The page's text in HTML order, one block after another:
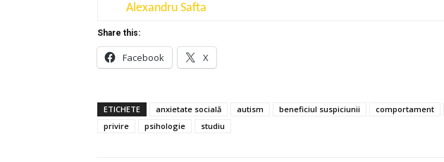
Alexandru Safta
Share this:
Facebook X
ETICHETE anxietate socială autism beneficiul suspiciunii comportament
privire
psihologie studiu